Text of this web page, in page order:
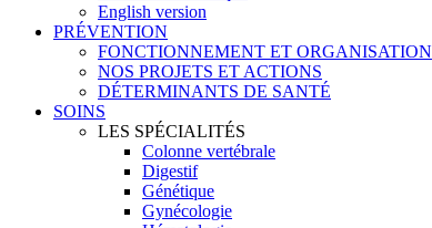
English version
PRÉVENTION
FONCTIONNEMENT ET ORGANISATION
NOS PROJETS ET ACTIONS
DÉTERMINANTS DE SANTÉ
SOINS
LES SPÉCIALITÉS
Colonne vertébrale
Digestif
Génétique
Gynécologie